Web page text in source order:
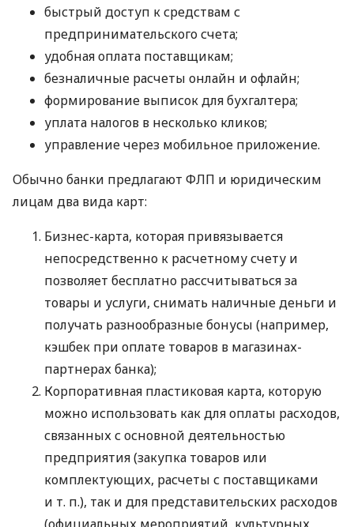
быстрый доступ к средствам с
предпринимательского счета;
удобная оплата поставщикам;
безналичные расчеты онлайн и офлайн;
формирование выписок для бухгалтера;
уплата налогов в несколько кликов;
управление через мобильное приложение.
Обычно банки предлагают ФЛП и юридическим
лицам два вида карт:
Бизнес-карта, которая привязывается
непосредственно к расчетному счету и
позволяет бесплатно рассчитываться за
товары и услуги, снимать наличные деньги и
получать разнообразные бонусы (например,
кэшбек при оплате товаров в магазинах-
партнерах банка);
Корпоративная пластиковая карта, которую
можно использовать как для оплаты расходов,
связанных с основной деятельностью
предприятия (закупка товаров или
комплектующих, расчеты с поставщиками
и т. п.), так и для представительских расходов